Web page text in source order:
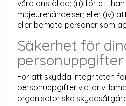
våra anställda; (iii) för att
majeurehändelser; eller (iv)
eller bemöta personer som
Säkerhet för
personuppgifter
För att skydda integriteten
personuppgifter vidtar vi
organisatoriska